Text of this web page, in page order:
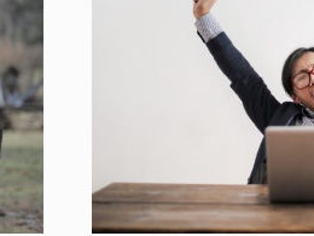
DANS
LES